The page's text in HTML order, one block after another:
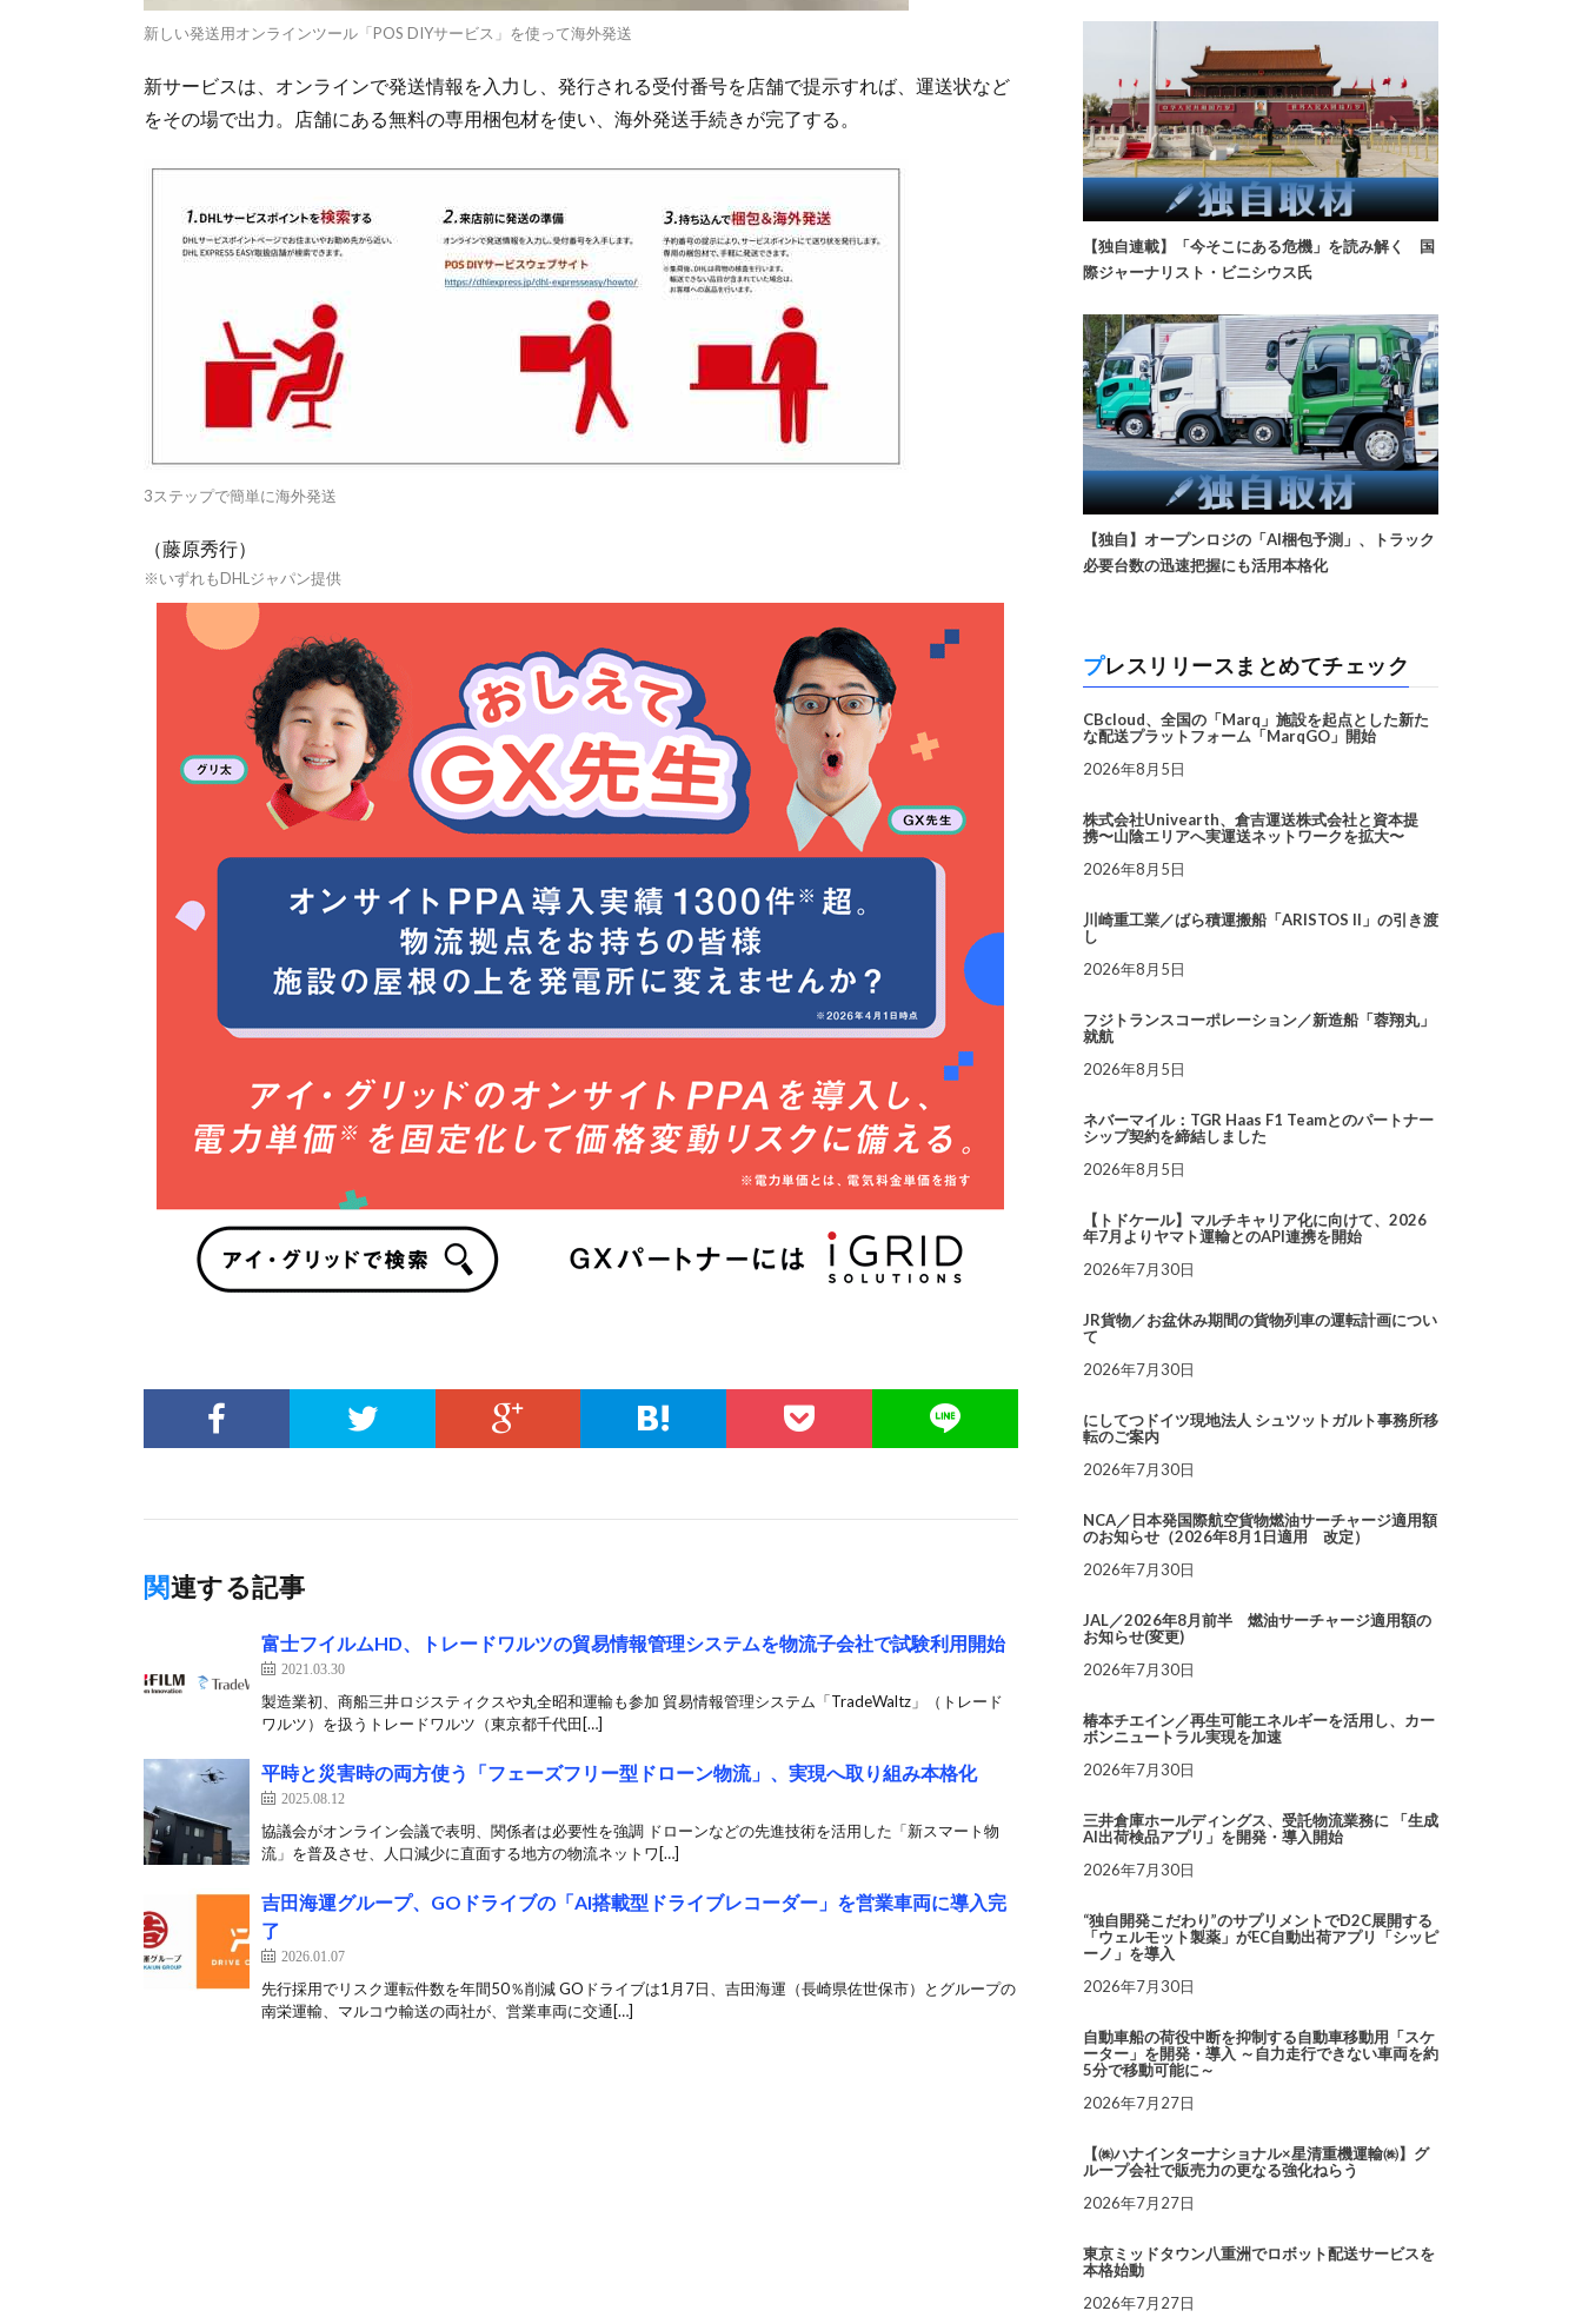
新しい発送用オンラインツール「POS DIYサービス」を使って海外発送
新サービスは、オンラインで発送情報を入力し、発行される受付番号を店舗で提示すれば、運送状など
をその場で出力。店舗にある無料の専用梱包材を使い、海外発送手続きが完了する。
3ステップで簡単に海外発送
（藤原秀行）
※いずれもDHLジャパン提供
関連する記事
富士フイルムHD、トレードワルツの貿易情報管理システムを物流子会社で試験利用開始
2021.03.30
製造業初、商船三井ロジスティクスや丸全昭和運輸も参加 貿易情報管理システム「TradeWaltz」（トレード
ワルツ）を扱うトレードワルツ（東京都千代田[…]
平時と災害時の両方使う「フェーズフリー型ドローン物流」、実現へ取り組み本格化
2025.08.12
協議会がオンライン会議で表明、関係者は必要性を強調 ドローンなどの先進技術を活用した「新スマート物
流」を普及させ、人口減少に直面する地方の物流ネットワ[…]
吉田海運グループ、GOドライブの「AI搭載型ドライブレコーダー」を営業車両に導入完
了
2026.01.07
先行採用でリスク運転件数を年間50％削減 GOドライブは1月7日、吉田海運（長崎県佐世保市）とグループの
南栄運輸、マルコウ輸送の両社が、営業車両に交通[…]
【独自連載】「今そこにある危機」を読み解く 国
際ジャーナリスト・ビニシウス氏
【独自】オープンロジの「AI梱包予測」、トラック
必要台数の迅速把握にも活用本格化
プレスリリースまとめてチェック
CBcloud、全国の「Marq」施設を起点とした新た
な配送プラットフォーム「MarqGO」開始
2026年8月5日
株式会社Univearth、倉吉運送株式会社と資本提
携〜山陰エリアへ実運送ネットワークを拡大〜
2026年8月5日
川崎重工業／ばら積運搬船「ARISTOS II」の引き渡
し
2026年8月5日
フジトランスコーポレーション／新造船「蓉翔丸」
就航
2026年8月5日
ネバーマイル：TGR Haas F1 Teamとのパートナー
シップ契約を締結しました
2026年8月5日
【トドケール】マルチキャリア化に向けて、2026
年7月よりヤマト運輸とのAPI連携を開始
2026年7月30日
JR貨物／お盆休み期間の貨物列車の運転計画につい
て
2026年7月30日
にしてつドイツ現地法人 シュツットガルト事務所移
転のご案内
2026年7月30日
NCA／日本発国際航空貨物燃油サーチャージ適用額
のお知らせ（2026年8月1日適用 改定）
2026年7月30日
JAL／2026年8月前半 燃油サーチャージ適用額の
お知らせ(変更)
2026年7月30日
椿本チエイン／再生可能エネルギーを活用し、カー
ボンニュートラル実現を加速
2026年7月30日
三井倉庫ホールディングス、受託物流業務に 「生成
AI出荷検品アプリ」を開発・導入開始
2026年7月30日
“独自開発こだわり”のサプリメントでD2C展開する
「ウェルモット製薬」がEC自動出荷アプリ「シッピ
ーノ」を導入
2026年7月30日
自動車船の荷役中断を抑制する自動車移動用「スケ
ーター」を開発・導入 ～自力走行できない車両を約
5分で移動可能に～
2026年7月27日
【㈱ハナインターナショナル×星清重機運輸㈱】グ
ループ会社で販売力の更なる強化ねらう
2026年7月27日
東京ミッドタウン八重洲でロボット配送サービスを
本格始動
2026年7月27日